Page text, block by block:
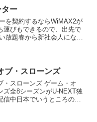
ー
を契約するならWiMAX2が
運びもできるので、出先で
放題春から新社会人になる
ブ・スローンズ
・スローンズ ゲーム・オ
ズ全8シーズンがU-NEXT独
信中日本でいうところの時